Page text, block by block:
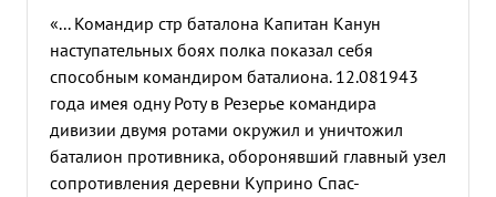
«... Командир стр баталона Капитан Канун
наступательных боях полка показал себя
способным командиром баталиона. 12.081943
года имея одну Роту в Резерье командира
дивизии двумя ротами окружил и уничтожил
баталион противника, оборонявший главный узел
сопротивления деревни Куприно Спас-